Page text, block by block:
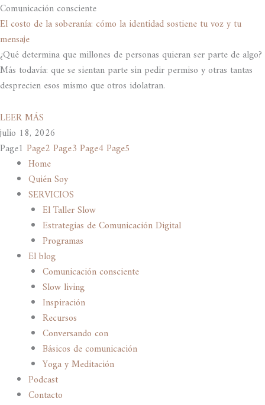
Comunicación consciente
El costo de la soberanía: cómo la identidad sostiene tu voz y tu
mensaje
¿Qué determina que millones de personas quieran ser parte de algo?
Más todavía: que se sientan parte sin pedir permiso y otras tantas
desprecien esos mismo que otros idolatran.
LEER MÁS
julio 18, 2026
Page1 Page2 Page3 Page4 Page5
Home
Quién Soy
SERVICIOS
El Taller Slow
Estrategias de Comunicación Digital
Programas
El blog
Comunicación consciente
Slow living
Inspiración
Recursos
Conversando con
Básicos de comunicación
Yoga y Meditación
Podcast
Contacto